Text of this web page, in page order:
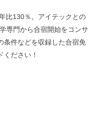
比130％。アイテックとの
専門から合宿開始をコンサ
条件などを収録した合宿免
ださい！